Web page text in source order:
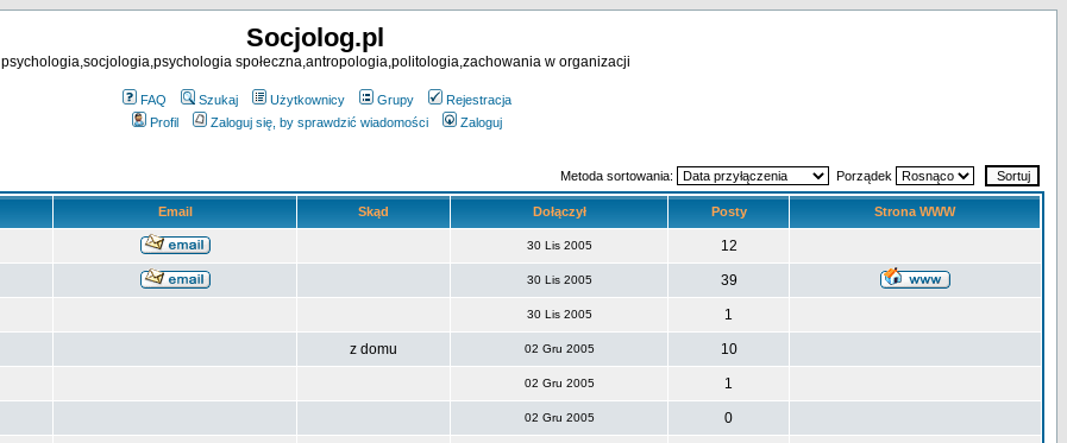
Socjolog.pl
psychologia,socjologia,psychologia społeczna,antropologia,politologia,zachowania w organizacji
FAQ Szukaj Użytkownicy Grupy
Rejestracja
Profil
Zaloguj się, by sprawdzić wiadomości Zaloguj
Metoda sortowania: Porządek
Email Skąd Dołączył Posty Strona WWW
30 Lis 2005 12
30 Lis 2005 39
30 Lis 2005 1
z domu 02 Gru 2005 10
02 Gru 2005 1
02 Gru 2005 0